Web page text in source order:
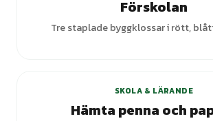
Förskolan
Tre staplade byggklossar i rött,
SKOLA & LÄRANDE
Hämta penna och